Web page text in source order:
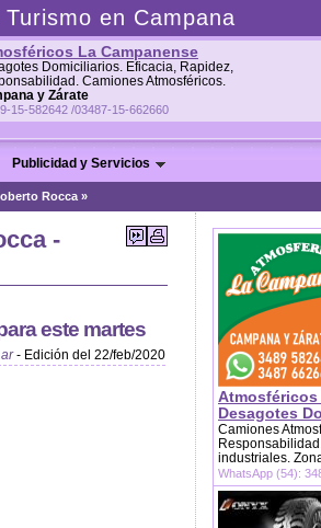
Turismo en Campana
La Campanense
Domiciliarios. Eficacia, Rapidez,
Camiones Atmosféricos.
y Zárate
15-582642 /03487-15-662660
Publicidad y Servicios
Rocca »
-
este martes
- Edición del 22/feb/2020
Atmosféricos
Desagotes
Camiones
industriales.
WhatsApp (54):